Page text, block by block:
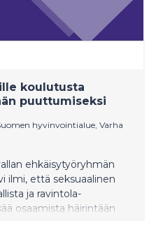
koulutusta
puuttumiseksi
hyvinvointialue, Varha
ehkäisytyöryhmän
ilmi, että seksuaalinen
ja ravintola-
osaamista häirintään